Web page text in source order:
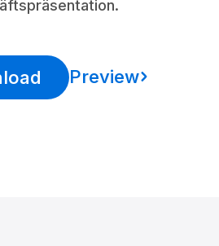
Preview